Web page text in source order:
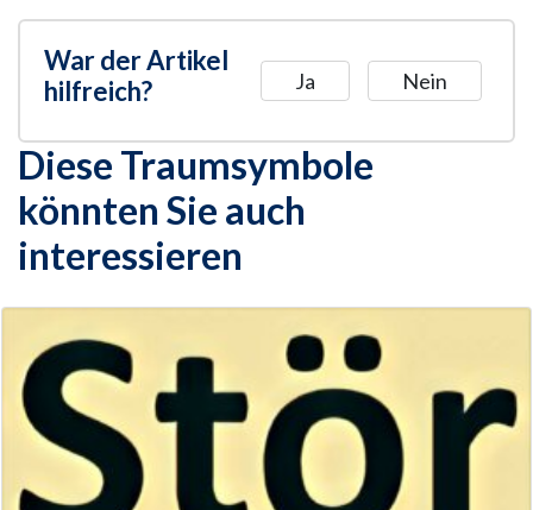
War der Artikel
hilfreich?
Ja Nein
Diese Traumsymbole
könnten Sie auch
interessieren